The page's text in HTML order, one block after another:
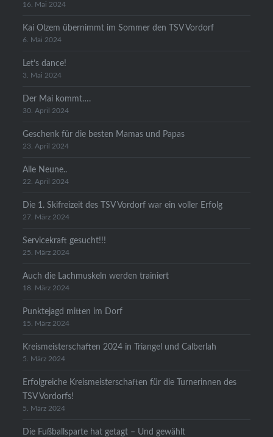
16. Mai 2024
Kai Olzem übernimmt im Sommer den TSV Vordorf
6. Mai 2024
Let’s dance!
3. Mai 2024
Der Mai kommt….
30. April 2024
Geschenk für die besten Mamas und Papas
23. April 2024
Alle Neune..
22. April 2024
Die 1. Skifreizeit des TSV Vordorf war ein voller Erfolg
27. März 2024
Servicekraft gesucht!!!
25. März 2024
Auch die Lachmuskeln werden trainiert
18. März 2024
Punktejagd mitten im Dorf
15. März 2024
Kreismeisterschaften 2024 in Triangel und Calberlah
5. März 2024
Erfolgreiche Kreismeisterschaften für die Turnerinnen des
TSV Vordorfs!
5. März 2024
Die Fußballsparte hat getagt – Und gewählt